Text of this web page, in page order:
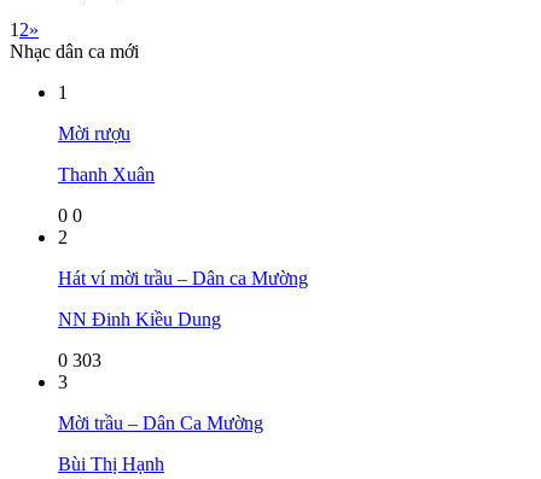
1 2»
Nhạc dân ca mới
1
Mời rượu
Thanh Xuân
0 0
2
Hát ví mời trầu – Dân ca Mường
NN Đinh Kiều Dung
0 303
3
Mời trầu – Dân Ca Mường
Bùi Thị Hạnh